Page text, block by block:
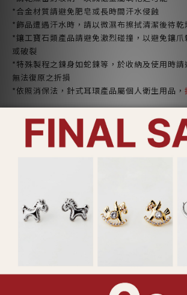
*合金材質請避免肥皂或長時間汗水侵蝕
*飾品遭遇汗水時，請以微濕布擦拭清潔後待乾
*鑲工寶石類產品請避免激烈碰撞，以避免鑲
或破裂
*特殊製程之鍊身如蛇鍊等，於收納及使用時請
無法復原之折損
*依照消保法，針式耳環產品屬個人衛生用品，
了解更多
送貨及付款方式